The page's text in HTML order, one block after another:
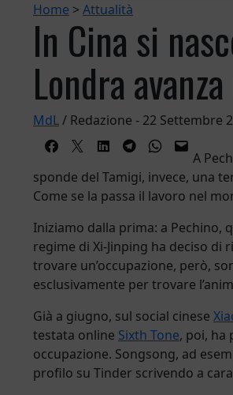
Home > Attualità
In Cina si
Londra
MdL/ Redazione - 22 Settembre
A
sponde del Tamigi, invece, una
Come se la passa il lavoro nel
Iniziamo dalla prima: a Pechino,
regime di Xi-Jinping ha deciso
trovare un’occupazione, però,
esclusivamente per trovare
Già a giugno, sul social cinese
testata online Sixth Tone, poi, ha
occupazione. Songsong, ad
profilo su Tinder scrivendo a